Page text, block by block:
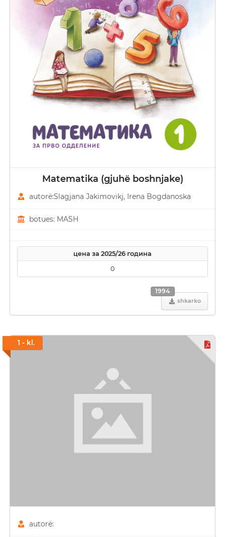
Matematika (gjuhë boshnjake)
autorë:Slagjana Јakimovikj, Irena Bogdanoska
botues: MASH
цена за 2025/26 година
0
shkarko
1994
1 - kl.
autorë: